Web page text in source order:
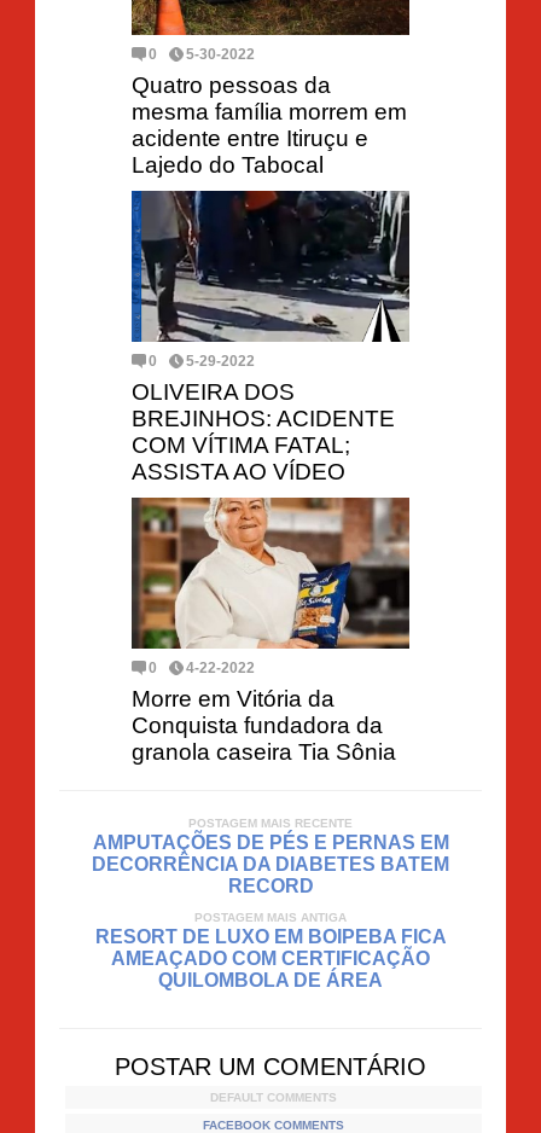
0 5-30-2022
Quatro pessoas da
mesma família morrem em
acidente entre Itiruçu e
Lajedo do Tabocal
0 5-29-2022
OLIVEIRA DOS
BREJINHOS: ACIDENTE
COM VÍTIMA FATAL;
ASSISTA AO VÍDEO
0 4-22-2022
Morre em Vitória da
Conquista fundadora da
granola caseira Tia Sônia
POSTAGEM MAIS RECENTE
AMPUTAÇÕES DE PÉS E PERNAS EM
DECORRÊNCIA DA DIABETES BATEM
RECORD
POSTAGEM MAIS ANTIGA
RESORT DE LUXO EM BOIPEBA FICA
AMEAÇADO COM CERTIFICAÇÃO
QUILOMBOLA DE ÁREA
POSTAR UM COMENTÁRIO
DEFAULT COMMENTS
FACEBOOK COMMENTS